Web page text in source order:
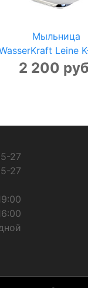
Мыльница
Leine
2 200
27
27